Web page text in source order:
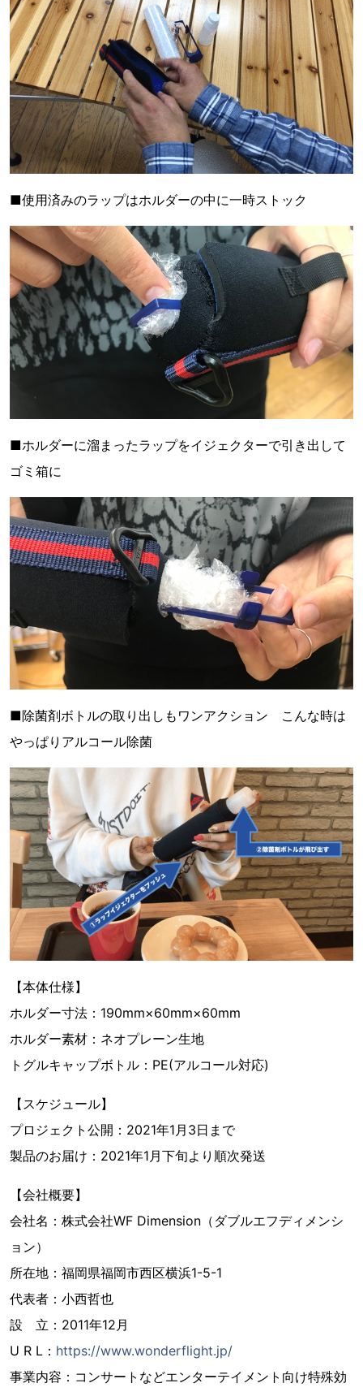
■使用済みのラップはホルダーの中に一時ストック
■ホルダーに溜まったラップをイジェクターで引き出して
ゴミ箱に
■除菌剤ボトルの取り出しもワンアクション こんな時は
やっぱりアルコール除菌
【本体仕様】
ホルダー寸法：190mm×60mm×60mm
ホルダー素材：ネオプレーン生地
トグルキャップボトル：PE(アルコール対応)
【スケジュール】
プロジェクト公開：2021年1月3日まで
製品のお届け：2021年1月下旬より順次発送
【会社概要】
会社名：株式会社WF Dimension（ダブルエフディメンシ
ョン）
所在地：福岡県福岡市西区横浜1-5-1
代表者：小西哲也
設 立：2011年12月
U R L： https://www.wonderflight.jp/
事業内容：コンサートなどエンターテイメント向け特殊効